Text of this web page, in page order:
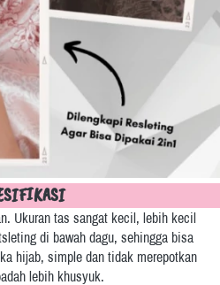
Ukuran tas sangat kecil, lebih kecil
di bawah dagu, sehingga bisa
hijab, simple dan tidak merepotkan
lebih khusyuk.